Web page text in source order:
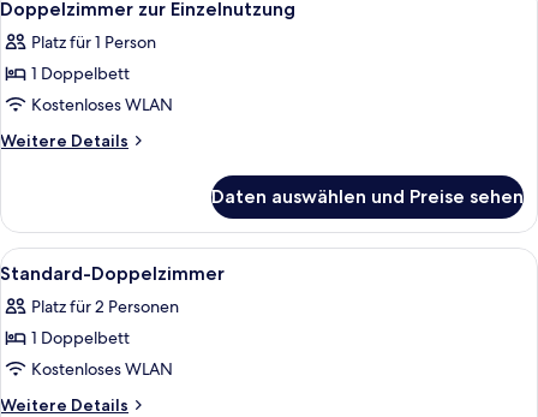
Fotos
für
Doppelzimmer
zur
Einzelnutzung
Doppelzimmer zur Einzelnutzung
Platz für 1 Person
1 Doppelbett
Kostenloses WLAN
Weitere Details
Weitere
zur
Einzelnutzung
Daten auswählen und Preise sehen
Alle
Fotos
für
Standard-
Doppelzimmer
anzeigen
Ein Schlafzimmer mit einem Bett,
1
Standard-Doppelzimmer
Platz für 2 Personen
1 Doppelbett
Kostenloses WLAN
Weitere Details
Weitere